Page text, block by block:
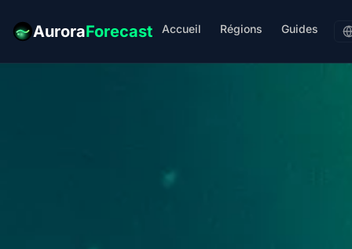
AuroraForecast Accueil Régions Guides